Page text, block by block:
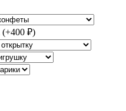
(+400 ₽)